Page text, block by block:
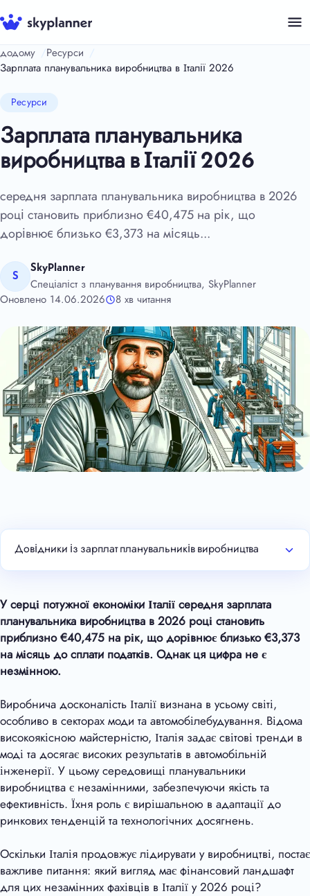
Перейти
до
контенту
додому
Ресурси
Зарплата планувальника виробництва в Італії 2026
Ресурси
Зарплата планувальника
виробництва в Італії 2026
середня зарплата планувальника виробництва в 2026
році становить приблизно €40,475 на рік, що
дорівнює близько €3,373 на місяць...
S
SkyPlanner
Спеціаліст з планування виробництва, SkyPlanner
Оновлено 14.06.2026
8 хв читання
Довідники із зарплат планувальників виробництва
У серці потужної економіки Італії середня зарплата
планувальника виробництва в 2026 році становить
приблизно €40,475 на рік, що дорівнює близько €3,373
на місяць до сплати податків. Однак ця цифра не є
незмінною.
Виробнича досконалість Італії визнана в усьому світі,
особливо в секторах моди та автомобілебудування. Відома
високоякісною майстерністю, Італія задає світові тренди в
моді та досягає високих результатів в автомобільній
інженерії. У цьому середовищі планувальники
виробництва є незамінними, забезпечуючи якість та
ефективність. Їхня роль є вирішальною в адаптації до
ринкових тенденцій та технологічних досягнень.
Оскільки Італія продовжує лідирувати у виробництві, постає
важливе питання: який вигляд має фінансовий ландшафт
для цих незамінних фахівців в Італії у 2026 році?